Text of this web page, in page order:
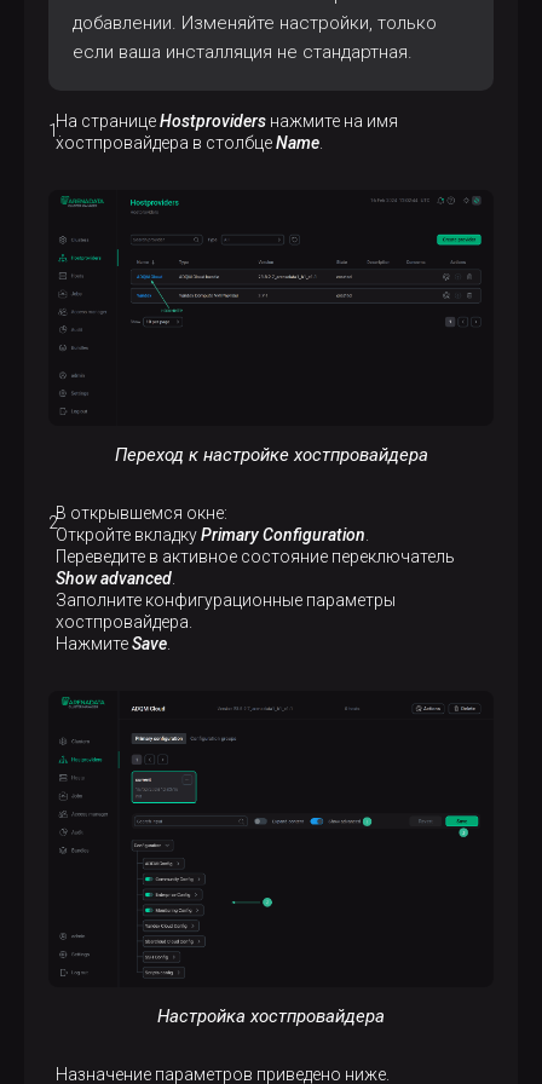
добавлении. Изменяйте настройки, только
если ваша инсталляция не стандартная.
На страницеHostproviders нажмите на имя
хостпровайдера в столбцеName
Переход к настройке хостпровайдера
В открывшемся окне:
Откройте вкладкуPrimary Configuration
Переведите в активное состояние переключатель
Show advanced
Заполните конфигурационные параметры
хостпровайдера.
НажмитеSave
Настройка хостпровайдера
Назначение параметров приведено ниже.